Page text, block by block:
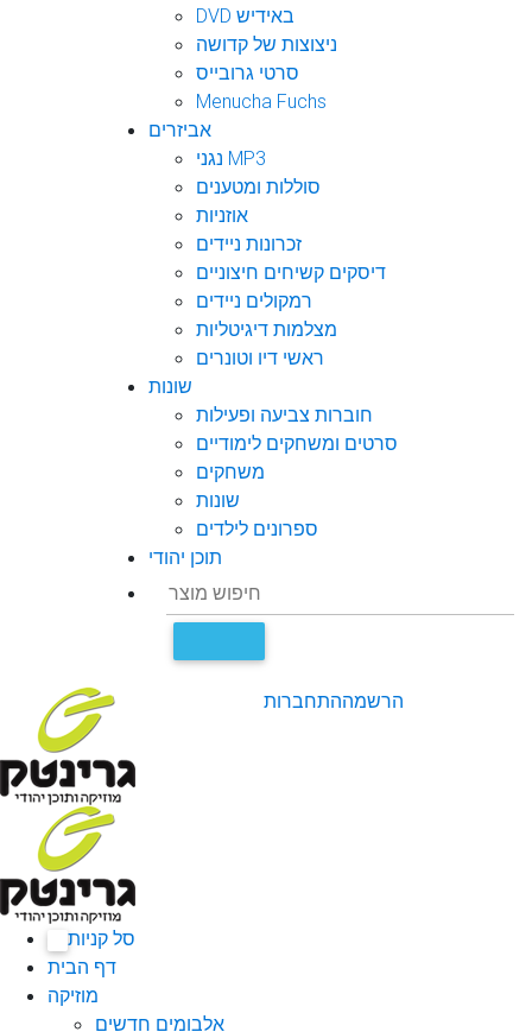
DVD באידיש
ניצוצות של קדושה
סרטי גרובייס
Menucha Fuchs
אביזרים
נגני MP3
סוללות ומטענים
אוזניות
זכרונות ניידים
דיסקים קשיחים חיצוניים
רמקולים ניידים
מצלמות דיגיטליות
ראשי דיו וטונרים
שונות
חוברות צביעה ופעילות
סרטים ומשחקים לימודיים
משחקים
שונות
ספרונים לילדים
תוכן יהודי
התחברותהרשמה
סל קניות
דף הבית
מוזיקה
אלבומים חדשים